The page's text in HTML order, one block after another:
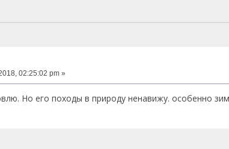
02:25:02 pm »
Но его походы в природу ненавижу. особенно